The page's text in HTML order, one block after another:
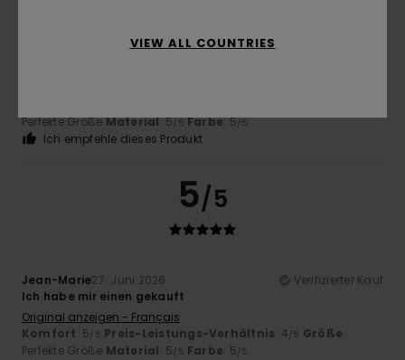
Perfekte GrößeMaterial: 5/5 Farbe: 5/5
Ich empfehle dieses Produkt
5/5
Jean-Marie27. Juni 2026
Verifizierter Kauf
Ich habe mir einen gekauft
Original anzeigen - Français
Komfort: 5/5 Preis-Leistungs-Verhältnis: 4/5 Größe:
Perfekte Größe Material: 5/5 Farbe: 5/5
VIEW ALL COUNTRIES